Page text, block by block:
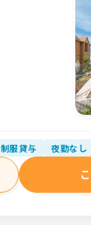
制服貸与 夜勤なし